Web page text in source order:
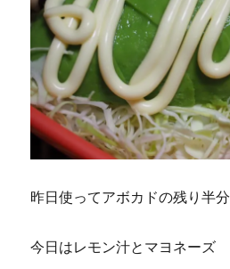
昨日使ってアボカドの残り半分
今日はレモン汁とマヨネーズ